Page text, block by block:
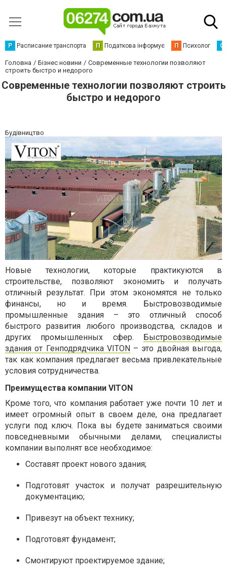
Р Расписание транспорта П Податкова інформує П Психолог С
Головна Бізнес новини
Современные технологии позволяют
строить быстро и недорого
Современные технологии позволяют строить
быстро и недорого
Будівництво
Новые технологии, которые практикуются в
строительстве, позволяют экономить и получать
отличный результат. При этом экономятся не только
финансы, но и время. Быстровозводимые
промышленные здания– это отличный способ
быстрого развития любого производства, складов и
других промышленных сфер. Быстровозводимые
здания от Генподрядчика VITON– это двойная выгода,
так как компания предлагает весьма привлекательные
условия сотрудничества.
Преимущества компании VITON
Кроме того, что компания работает уже почти 10 лет и
имеет огромный опыт в своем деле, она предлагает
услуги под ключ. Пока вы будете заниматься своими
повседневными обычными делами, специалисты
компании выполнят все необходимое:
Составят проект нового здания;
Подготовят участок и получат разрешительную
документацию;
Привезут на объект технику;
Подготовят фундамент;
Смонтируют проектируемое здание;